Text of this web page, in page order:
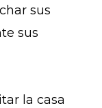
sus
sus
la casa